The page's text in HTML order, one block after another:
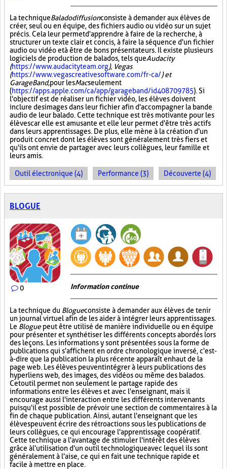
La techniqueBaladodiffusionconsiste à demander aux élèves de
créer, seul ou en équipe, des fichiers audio ou vidéo sur un sujet
précis. Cela leur permet d'apprendre à faire de la recherche, à
structurer un texte clair et concis, à faire la séquence d'un fichier
audio ou vidéo et à être de bons présentateurs. Il existe plusieurs
logiciels de production de balados, tels queAudacity
(https://www.audacityteam.org), Vegas
(https://www.vegascreativesoftware.com/fr-ca/) et
GarageBand,pour lesMacseulement
(https://apps.apple.com/ca/app/garageband/id408709785). Si
l'objectif est de réaliser un fichier vidéo, les élèves doivent
inclure des images dans leur fichier afin d'accompagner la bande
audio de leur balado. Cette technique est très motivante pour les
élèves car elle est amusante et elle leur permet d'être très actifs
dans leurs apprentissages. De plus, elle mène à la création d'un
produit concret dont les élèves sont généralement très fiers et
qu'ils ont envie de partager avec leurs collègues, leur famille et
leurs amis.
Outil électronique (4) Performance (3) Découverte (4)
BLOGUE
0 Information continue
La technique du Blogueconsiste à demander aux élèves de tenir
un journal virtuel afin de les aider à intégrer leurs apprentissages.
Le Bloguepeut être utilisé de manière individuelle ou en équipe
pour présenter et synthétiser les différents concepts abordés lors
des leçons. Les informations y sont présentées sous la forme de
publications qui s'affichent en ordre chronologique inversé, c'est-
à-dire que la publication la plus récente apparaît en haut de la
page web. Les élèves peuvent intégrer à leurs publications des
hyperliens web, des images, des vidéos ou même des balados.
Cet outil permet non seulement le partage rapide des
informations entre les élèves et avec l'enseignant, mais il
encourage aussi l'interaction entre les différents intervenants
puisqu'il est possible de prévoir une section de commentaires à la
fin de chaque publication. Ainsi, autant l'enseignant que les
élèves peuvent écrire des rétroactions sous les publications de
leurs collègues, ce qui encourage l'apprentissage coopératif.
Cette technique a l'avantage de stimuler l'intérêt des élèves
grâce à l'utilisation d'un outil technologique avec lequel ils sont
généralement à l'aise, ce qui en fait une technique rapide et
facile à mettre en place.